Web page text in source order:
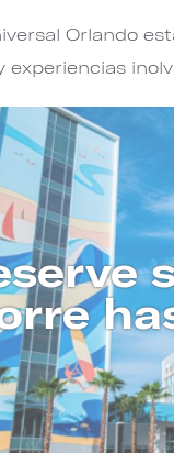
Orlando